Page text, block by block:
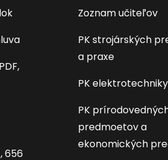
656
Zoznam učiteľov
PK strojárských
a praxe
PK
PK
predmoetov a
ekonomických